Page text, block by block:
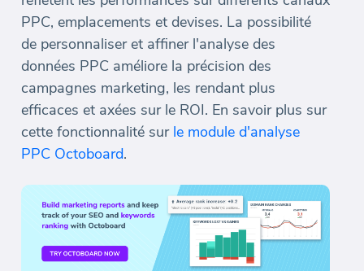
PPC, emplacements et devises. La possibilité
de personnaliser et affiner l'analyse des
données PPC améliore la précision des
campagnes marketing, les rendant plus
efficaces et axées sur le ROI. En savoir plus sur
cette fonctionnalité sur le module d'analyse
PPC Octoboard.